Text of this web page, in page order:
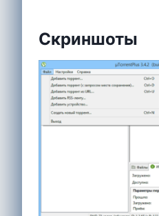
Скриншоты